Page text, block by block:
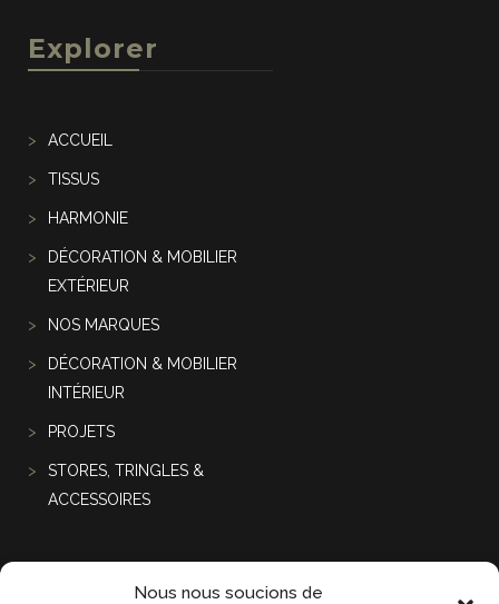
Nous nous soucions de
Explorer
ACCUEIL
TISSUS
HARMONIE
DÉCORATION & MOBILIER
EXTÉRIEUR
NOS MARQUES
DÉCORATION & MOBILIER
INTÉRIEUR
PROJETS
STORES, TRINGLES &
ACCESSOIRES
Projets récentes